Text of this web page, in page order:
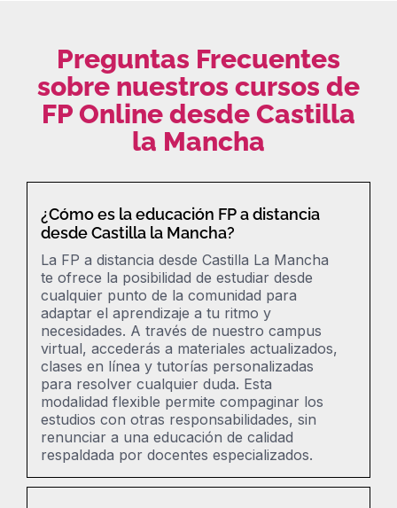
Preguntas Frecuentes
sobre nuestros cursos de
FP Online desde Castilla
la Mancha
¿Cómo es la educación FP a distancia
desde Castilla la Mancha?
La FP a distancia desde Castilla La Mancha
te ofrece la posibilidad de estudiar desde
cualquier punto de la comunidad para
adaptar el aprendizaje a tu ritmo y
necesidades. A través de nuestro campus
virtual, accederás a materiales actualizados,
clases en línea y tutorías personalizadas
para resolver cualquier duda. Esta
modalidad flexible permite compaginar los
estudios con otras responsabilidades, sin
renunciar a una educación de calidad
respaldada por docentes especializados.